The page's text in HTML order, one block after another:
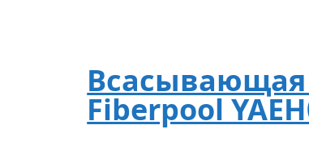
Всасывающая
Fiberpool